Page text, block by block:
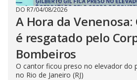
DO R7/04/08/2026
A Hora da
é resgatado pelo
Bombeiros
O cantor ficou preso no elevador do
no Rio de Janeiro (RJ)